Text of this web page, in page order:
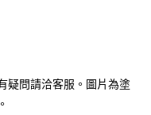
疑問請洽客服。圖片為塗